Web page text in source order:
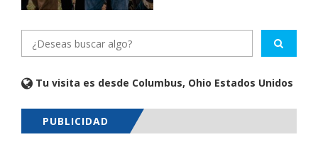
Tu visita es desde Columbus, Ohio Estados Unidos
PUBLICIDAD